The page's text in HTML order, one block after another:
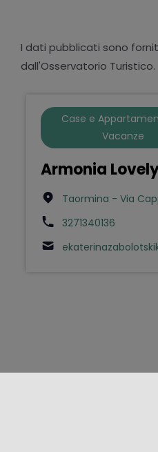
I dati pubblicati sono
dall'Osservatorio Turistico.
Case e
Vacanze
Armonia
Taormina - Via
3271340136